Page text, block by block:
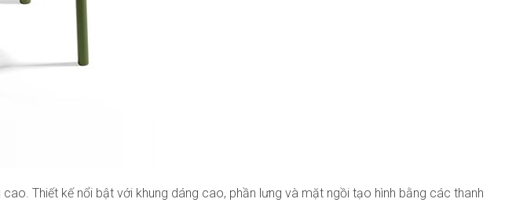
Thiết kế nổi bật với khung dáng cao, phần lưng và mặt ngồi tạo hình bằng các thanh